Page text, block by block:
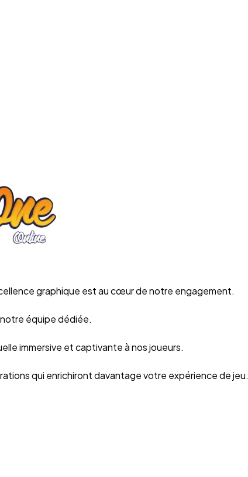
graphique est au cœur de notre engagement.
notre équipe dédiée.
immersive et captivante à nos joueurs.
qui enrichiront davantage votre expérience de jeu.